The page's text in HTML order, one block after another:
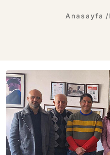
Anasayfa